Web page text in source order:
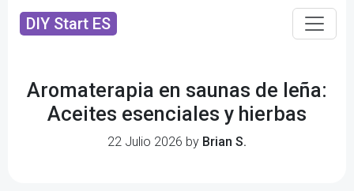
DIY Start ES
Aromaterapia en saunas de leña:
Aceites esenciales y hierbas
22 Julio 2026 by Brian S.